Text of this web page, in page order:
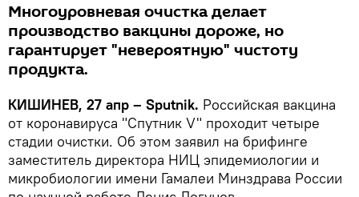
Многоуровневая очистка делает
производство вакцины дороже, но
гарантирует "невероятную" чистоту
продукта.
КИШИНЕВ, 27 апр – Sputnik. Российская вакцина
от коронавируса "Спутник V" проходит четыре
стадии очистки. Об этом заявил на брифинге
заместитель директора НИЦ эпидемиологии и
микробиологии имени Гамалеи Минздрава России